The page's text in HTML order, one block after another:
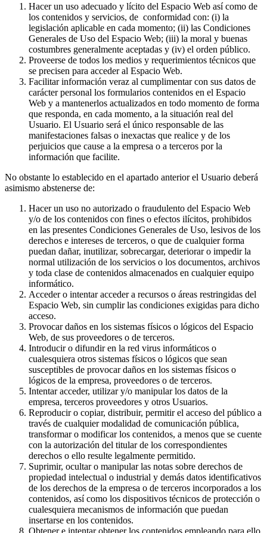
Hacer un uso adecuado y lícito del Espacio Web así como de
los contenidos y servicios, de conformidad con: (i) la
legislación aplicable en cada momento; (ii) las Condiciones
Generales de Uso del Espacio Web; (iii) la moral y buenas
costumbres generalmente aceptadas y (iv) el orden público.
Proveerse de todos los medios y requerimientos técnicos que
se precisen para acceder al Espacio Web.
Facilitar información veraz al cumplimentar con sus datos de
carácter personal los formularios contenidos en el Espacio
Web y a mantenerlos actualizados en todo momento de forma
que responda, en cada momento, a la situación real del
Usuario. El Usuario será el único responsable de las
manifestaciones falsas o inexactas que realice y de los
perjuicios que cause a la empresa o a terceros por la
información que facilite.
No obstante lo establecido en el apartado anterior el Usuario deberá
asimismo abstenerse de:
Hacer un uso no autorizado o fraudulento del Espacio Web
y/o de los contenidos con fines o efectos ilícitos, prohibidos
en las presentes Condiciones Generales de Uso, lesivos de los
derechos e intereses de terceros, o que de cualquier forma
puedan dañar, inutilizar, sobrecargar, deteriorar o impedir la
normal utilización de los servicios o los documentos, archivos
y toda clase de contenidos almacenados en cualquier equipo
informático.
Acceder o intentar acceder a recursos o áreas restringidas del
Espacio Web, sin cumplir las condiciones exigidas para dicho
acceso.
Provocar daños en los sistemas físicos o lógicos del Espacio
Web, de sus proveedores o de terceros.
Introducir o difundir en la red virus informáticos o
cualesquiera otros sistemas físicos o lógicos que sean
susceptibles de provocar daños en los sistemas físicos o
lógicos de la empresa, proveedores o de terceros.
Intentar acceder, utilizar y/o manipular los datos de la
empresa, terceros proveedores y otros Usuarios.
Reproducir o copiar, distribuir, permitir el acceso del público a
través de cualquier modalidad de comunicación pública,
transformar o modificar los contenidos, a menos que se cuente
con la autorización del titular de los correspondientes
derechos o ello resulte legalmente permitido.
Suprimir, ocultar o manipular las notas sobre derechos de
propiedad intelectual o industrial y demás datos identificativos
de los derechos de la empresa o de terceros incorporados a los
contenidos, así como los dispositivos técnicos de protección o
cualesquiera mecanismos de información que puedan
insertarse en los contenidos.
Obtener e intentar obtener los contenidos empleando para ello